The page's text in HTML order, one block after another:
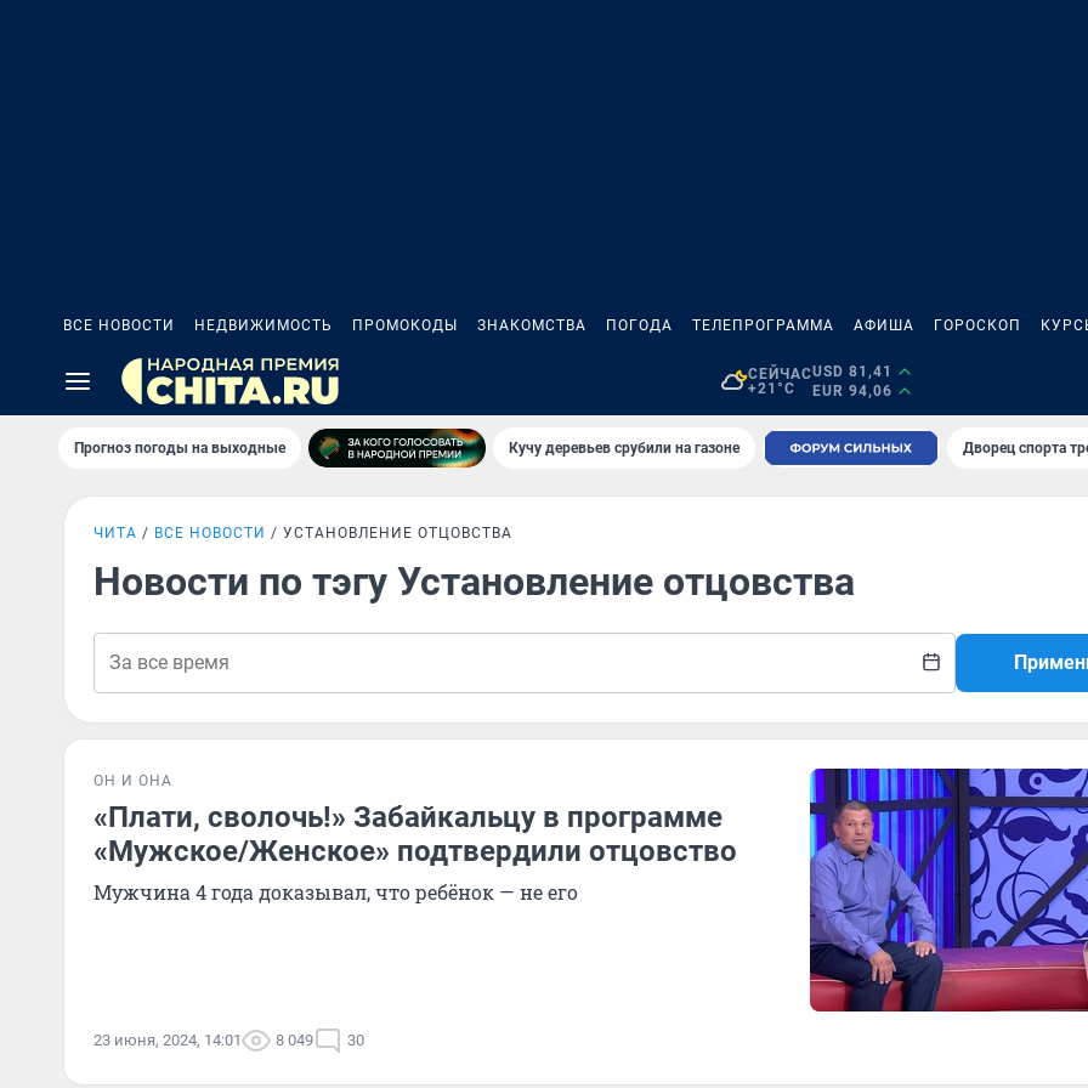
ВСЕ НОВОСТИ НЕДВИЖИМОСТЬ ПРОМОКОДЫ ЗНАКОМСТВА ПОГОДА ТЕЛЕПРОГРАММА АФИША ГОРОСКОП
СЕЙЧАС
+21°C
USD 81,41
EUR 94,06
Прогноз погоды на выходные Кучу деревьев срубили на газоне Дворец спорта
ЧИТА ВСЕ НОВОСТИ УСТАНОВЛЕНИЕ ОТЦОВСТВА
Новости по тэгу Установление отцовства
ОН И ОНА
«Плати, сволочь!» Забайкальцу в программе
«Мужское/Женское» подтвердили отцовство
Мужчина 4 года доказывал, что ребёнок — не его
23 июня, 2024, 14:01 8 049 30